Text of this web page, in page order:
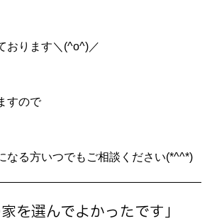
おります＼(^o^)／
すので
なる方いつでもご相談ください(*^^*)
を選んでよかったです」